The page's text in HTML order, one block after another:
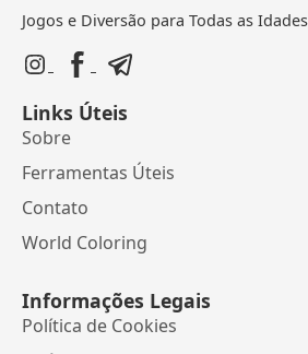
Jogos e Diversão para Todas as Idades
Links Úteis
Sobre
Ferramentas Úteis
Contato
World Coloring
Informações Legais
Política de Cookies